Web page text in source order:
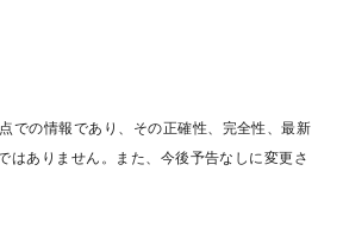
での情報であり、その正確性、完全性、最新
はありません。また、今後予告なしに変更さ